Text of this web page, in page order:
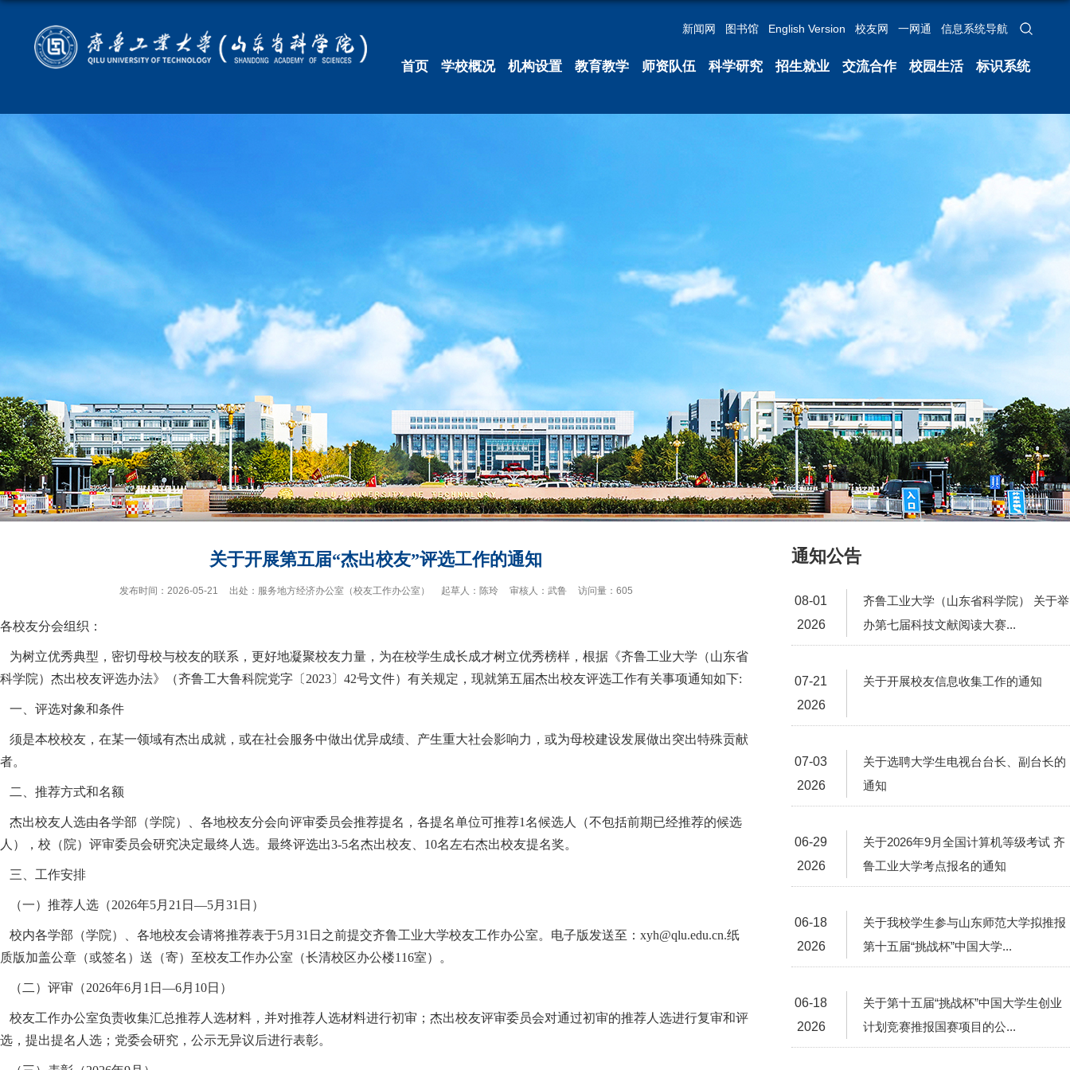
新闻网 图书馆 English Version 校友网 一网通 信息系统导航
首页 学校概况 机构设置 教育教学 师资队伍 科学研究 招生就业 交流合作 校园生活 标识系统
关于开展第五届“杰出校友”评选工作的通知
发布时间： 2026-05-21 出处： 服务地方经济办公室（校友工作办公室） 起草人： 陈玲 审核人： 武鲁 访问量： 605
各校友分会组织：
为树立优秀典型，密切母校与校友的联系，更好地凝聚校友力量，为在校学生成长成才树立优秀榜样，根据《齐鲁工业大学（山东省
科学院）杰出校友评选办法》（齐鲁工大鲁科院党字〔2023〕42号文件）有关规定，现就第五届杰出校友评选工作有关事项通知如下:
一、评选对象和条件
须是本校校友，在某一领域有杰出成就，或在社会服务中做出优异成绩、产生重大社会影响力，或为母校建设发展做出突出特殊贡献
者。
二、推荐方式和名额
杰出校友人选由各学部（学院）、各地校友分会向评审委员会推荐提名，各提名单位可推荐1名候选人（不包括前期已经推荐的候选
人），校（院）评审委员会研究决定最终人选。最终评选出3-5名杰出校友、10名左右杰出校友提名奖。
三、工作安排
（一）推荐人选（2026年5月21日—5月31日）
校内各学部（学院）、各地校友会请将推荐表于5月31日之前提交齐鲁工业大学校友工作办公室。电子版发送至：xyh@qlu.edu.cn.纸
质版加盖公章（或签名）送（寄）至校友工作办公室（长清校区办公楼116室）。
（二）评审（2026年6月1日—6月10日）
校友工作办公室负责收集汇总推荐人选材料，并对推荐人选材料进行初审；杰出校友评审委员会对通过初审的推荐人选进行复审和评
选，提出提名人选；党委会研究，公示无异议后进行表彰。
通知公告
08-01
2026
齐鲁工业大学（山东省科学院） 关于举
办第七届科技文献阅读大赛...
07-21
2026
关于开展校友信息收集工作的通知
07-03
2026
关于选聘大学生电视台台长、副台长的
通知
06-29
2026
关于2026年9月全国计算机等级考试 齐
鲁工业大学考点报名的通知
06-18
2026
关于我校学生参与山东师范大学拟推报
第十五届“挑战杯”中国大学...
06-18
2026
关于第十五届“挑战杯”中国大学生创业
计划竞赛推报国赛项目的公...